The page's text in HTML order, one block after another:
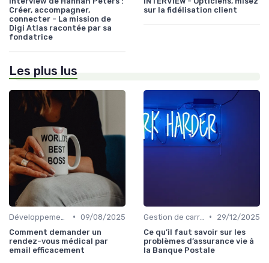
Créer, accompagner,
connecter - La mission de
Digi Atlas racontée par sa
fondatrice
sur la fidélisation client
Les plus lus
• 09/08/2025
Comment demander un
rendez-vous médical par
email efficacement
•
29/12/2025
Ce qu’il faut savoir sur les
problèmes d’assurance vie à
la Banque Postale